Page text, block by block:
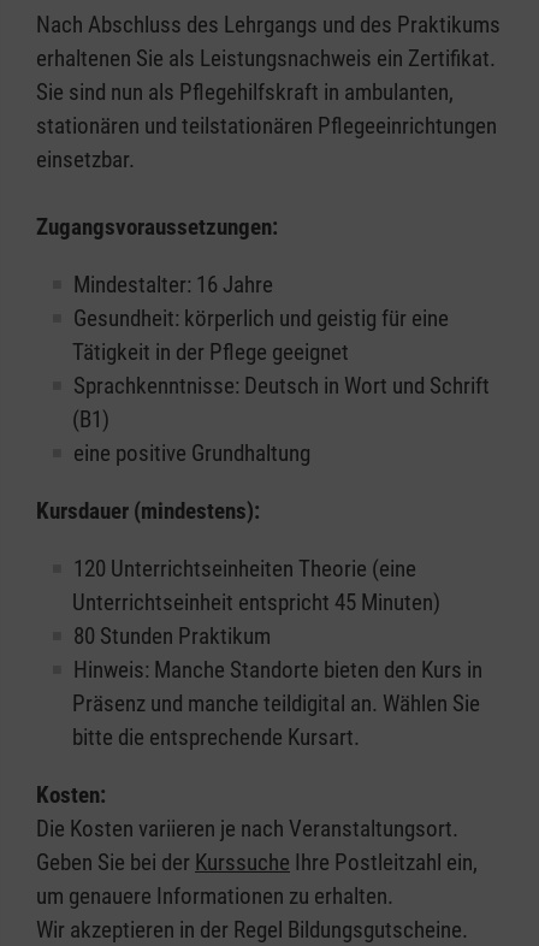
Nach Abschluss des Lehrgangs und des Praktikums
erhaltenen Sie als Leistungsnachweis ein Zertifikat.
Sie sind nun als Pflegehilfskraft in ambulanten,
stationären und teilstationären Pflegeeinrichtungen
einsetzbar.
Zugangsvoraussetzungen:
Mindestalter: 16 Jahre
Gesundheit: körperlich und geistig für eine
Tätigkeit in der Pflege geeignet
Sprachkenntnisse: Deutsch in Wort und Schrift
(B1)
eine positive Grundhaltung
Kursdauer (mindestens):
120 Unterrichtseinheiten Theorie (eine
Unterrichtseinheit entspricht 45 Minuten)
80 Stunden Praktikum
Hinweis: Manche Standorte bieten den Kurs in
Präsenz und manche teildigital an. Wählen Sie
bitte die entsprechende Kursart.
Kosten:
Die Kosten variieren je nach Veranstaltungsort.
Geben Sie bei der Kurssuche Ihre Postleitzahl ein,
um genauere Informationen zu erhalten.
Wir akzeptieren in der Regel Bildungsgutscheine.